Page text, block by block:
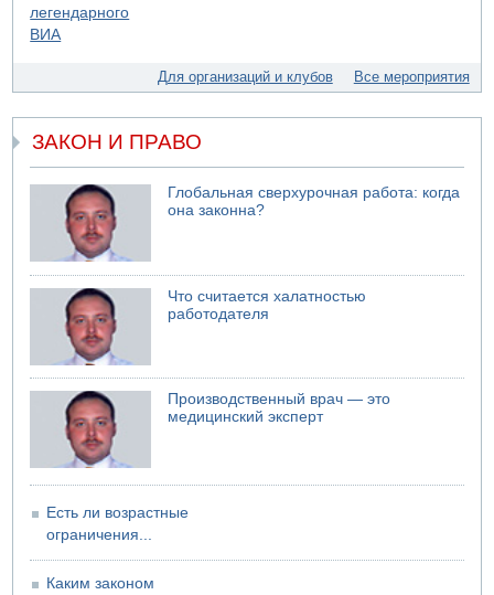
Моджтаба Хаменеи в плохом состоянии
Министр обороны ушел с заседания кабинета на
свадьбу
Для организаций и клубов Все мероприятия
ЗАКОН И ПРАВО
Глобальная сверхурочная работа: когда
она законна?
Что считается халатностью
работодателя
Производственный врач — это
медицинский эксперт
Есть ли возрастные
ограничения...
Каким законом